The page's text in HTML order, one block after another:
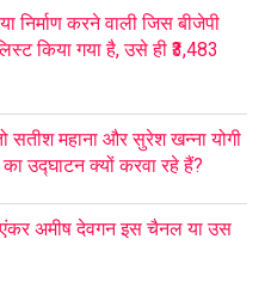
करने वाली जिस बीजेपी
किया गया है, उसे ही ₹3,483
सतीश महाना और सुरेश खन्ना योगी
उद्घाटन क्यों करवा रहे हैं?
एंकर अमीष देवगन इस चैनल या उस